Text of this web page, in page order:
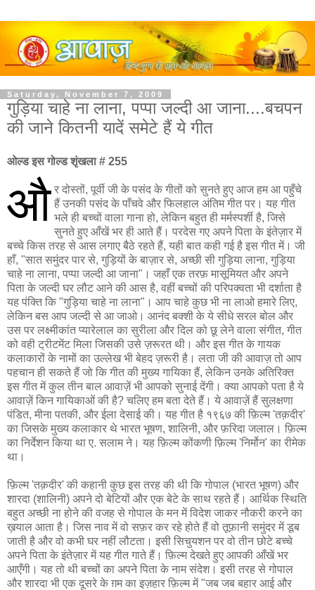
Saturday, November 7, 2009
गुड़िया चाहे ना लाना, पप्पा जल्दी आ जाना....बचपन
की जाने कितनी यादें समेटे हैं ये गीत
ओल्ड इस गोल्ड शृंखला # 255
औ र दोस्तों, पूर्वी जी के पसंद के गीतों को सुनते हुए आज हम आ पहुँचे
हैं उनकी पसंद के पाँचवे और फिलहाल अंतिम गीत पर। यह गीत
भले ही बच्चों वाला गाना हो, लेकिन बहुत ही मर्मस्पर्शी है, जिसे
सुनते हुए आँखें भर ही आते हैं। परदेस गए अपने पिता के इंतेज़ार में
बच्चे किस तरह से आस लगाए बैठे रहते हैं, यही बात कही गई है इस गीत में। जी
हाँ, "सात समुंदर पार से, गुड़ियों के बाज़ार से, अच्छी सी गुड़िया लाना, गुड़िया
चाहे ना लाना, पप्पा जल्दी आ जाना"। जहाँ एक तरफ़ मासूमियत और अपने
पिता के जल्दी घर लौट आने की आस है, वहीं बच्चों की परिपक्वता भी दर्शाता है
यह पंक्ति कि "गुड़िया चाहे ना लाना"। आप चाहे कुछ भी ना लाओ हमारे लिए,
लेकिन बस आप जल्दी से आ जाओ। आनंद बक्शी के ये सीधे सरल बोल और
उस पर लक्ष्मीकांत प्यारेलाल का सुरीला और दिल को छू लेने वाला संगीत, गीत
को वही ट्रीटमेंट मिला जिसकी उसे ज़रूरत थी। और इस गीत के गायक
कलाकारों के नामों का उल्लेख भी बेहद ज़रूरी है। लता जी की आवाज़ तो आप
पहचान ही सकते हैं जो कि गीत की मुख्य गायिका हैं, लेकिन उनके अतिरिक्त
इस गीत में कुल तीन बाल आवाज़ें भी आपको सुनाई देंगी। क्या आपको पता है ये
आवाज़ें किन गायिकाओं की है? चलिए हम बता देते हैं। ये आवाज़ें हैं सुलक्षणा
पंडित, मीना पतकी, और ईला देसाई की। यह गीत है १९६७ की फ़िल्म 'तक़दीर'
का जिसके मुख्य कलाकार थे भारत भूषण, शालिनी, और फ़रिदा जलाल। फ़िल्म
का निर्देशन किया था ए. सलाम ने। यह फ़िल्म कोंकणी फ़िल्म 'निर्मोन' का रीमेक
था।
फ़िल्म 'तक़दीर' की कहानी कुछ इस तरह की थी कि गोपाल (भारत भूषण) और
शारदा (शालिनी) अपने दो बेटियों और एक बेटे के साथ रहते हैं। आर्थिक स्थिति
बहुत अच्छी ना होने की वजह से गोपाल के मन में विदेश जाकर नौकरी करने का
ख़याल आता है। जिस नाव में वो सफ़र कर रहे होते हैं वो तूफ़ानी समुंदर में डूब
जाती है और वो कभी घर नहीं लौटता। इसी सिचुयशन पर वो तीन छोटे बच्चे
अपने पिता के इंतेज़ार में यह गीत गाते हैं। फ़िल्म देखते हुए आपकी आँखें भर
आएँगी। यह तो थी बच्चों का अपने पिता के नाम संदेश। इसी तरह से गोपाल
और शारदा भी एक दूसरे के ग़म का इज़हार फ़िल्म में "जब जब बहार आई और